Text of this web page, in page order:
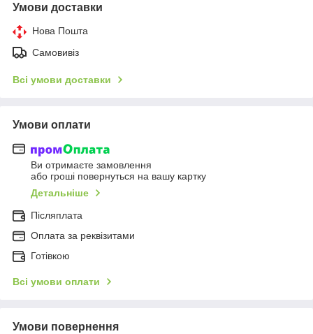
Умови доставки
Нова Пошта
Самовивіз
Всі умови доставки
Умови оплати
Ви отримаєте замовлення
або гроші повернуться на вашу картку
Детальніше
Післяплата
Оплата за реквізитами
Готівкою
Всі умови оплати
Умови повернення